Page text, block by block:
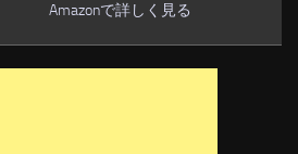
Amazonで詳しく見る